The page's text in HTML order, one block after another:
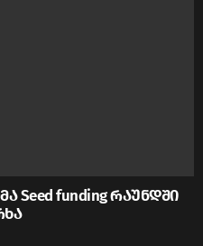
Seed funding რაუნდში